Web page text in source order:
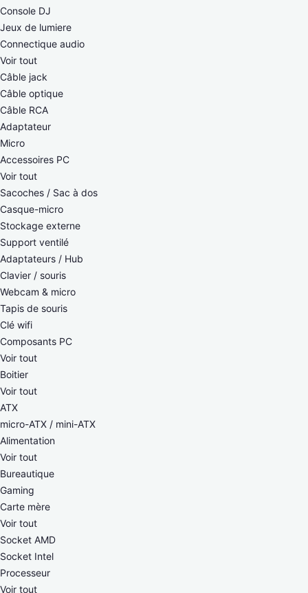
Console DJ
Jeux de lumiere
Connectique audio
Voir tout
Câble jack
Câble optique
Câble RCA
Adaptateur
Micro
Accessoires PC
Voir tout
Sacoches / Sac à dos
Casque-micro
Stockage externe
Support ventilé
Adaptateurs / Hub
Clavier / souris
Webcam & micro
Tapis de souris
Clé wifi
Composants PC
Voir tout
Boitier
Voir tout
ATX
micro-ATX / mini-ATX
Alimentation
Voir tout
Bureautique
Gaming
Carte mère
Voir tout
Socket AMD
Socket Intel
Processeur
Voir tout